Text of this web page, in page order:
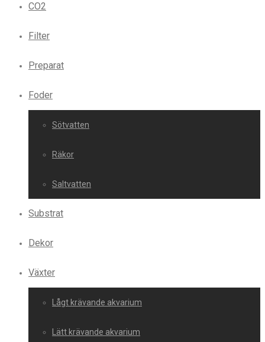
CO2
Filter
Preparat
Foder
Sötvatten
Räkor
Saltvatten
Substrat
Dekor
Växter
Lågt krävande akvarium
Lätt krävande akvarium